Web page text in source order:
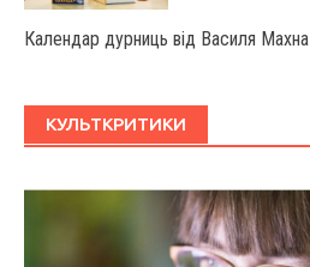
Календар дурниць від Василя Махна
КУЛЬТКРИТИКИ